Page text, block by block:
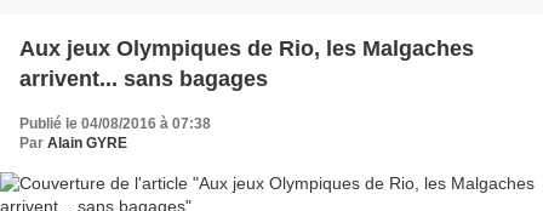
Aux jeux Olympiques de Rio, les Malgaches
arrivent... sans bagages
Publié le 04/08/2016 à 07:38
Par Alain GYRE